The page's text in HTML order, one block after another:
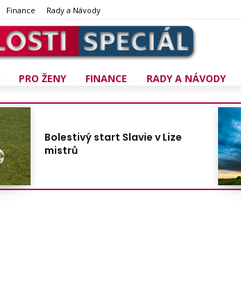
Finance Rady a Návody
PRO ŽENY FINANCE RADY A NÁVODY
Bolestivý start Slavie v Lize
mistrů